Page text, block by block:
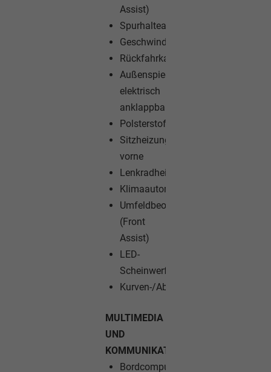
Assist)
Spurhalteassistent
Geschwindigkeitsregelanlage
Rückfahrkamera
Außenspiegel
elektrisch
anklappbar
Polsterstoff
Sitzheizung
vorne
Lenkradheizung
Klimaautomatik
Umfeldbeobachtungssystem
(Front
Assist)
LED-
Scheinwerfer
Kurven-/Abbiegelicht
MULTIMEDIA
UND
KOMMUNIKATION:
Bordcomputer